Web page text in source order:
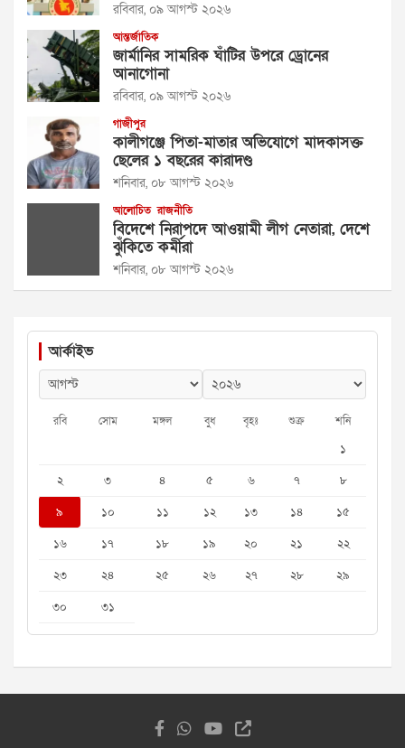
রবিবার, ০৯ আগস্ট ২০২৬
আন্তর্জাতিক
জার্মানির সামরিক ঘাঁটির উপরে ড্রোনের
আনাগোনা
রবিবার, ০৯ আগস্ট ২০২৬
গাজীপুর
কালীগঞ্জে পিতা-মাতার অভিযোগে মাদকাসক্ত
ছেলের ১ বছরের কারাদণ্ড
শনিবার, ০৮ আগস্ট ২০২৬
আলোচিত রাজনীতি
বিদেশে নিরাপদে আওয়ামী লীগ নেতারা, দেশে
ঝুঁকিতে কর্মীরা
শনিবার, ০৮ আগস্ট ২০২৬
আর্কাইভ
রবি সোম মঙ্গল বুধ বৃহঃ শুক্র শনি
১
২
৩ ৪ ৫ ৬ ৭
৮
৯
১০ ১১ ১২ ১৩ ১৪
১৫
১৬
১৭ ১৮ ১৯ ২০ ২১
২২
২৩
২৪ ২৫ ২৬ ২৭ ২৮
২৯
৩০
৩১